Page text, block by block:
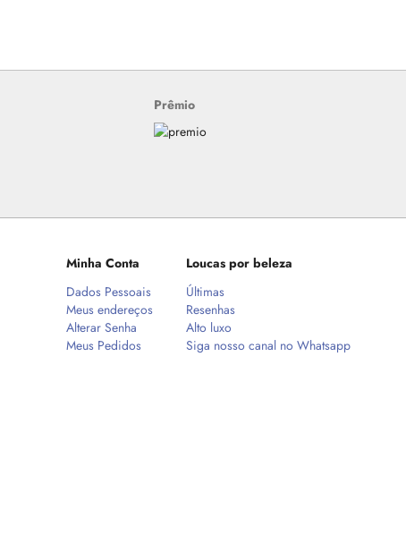
Prêmio
Minha Conta
Dados Pessoais
Meus endereços
Alterar Senha
Meus Pedidos
Loucas por beleza
Últimas
Resenhas
Alto luxo
Siga nosso canal no Whatsapp